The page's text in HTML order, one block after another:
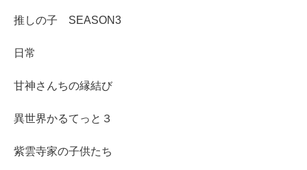
推しの子 SEASON3
日常
甘神さんちの縁結び
異世界かるてっと３
紫雲寺家の子供たち